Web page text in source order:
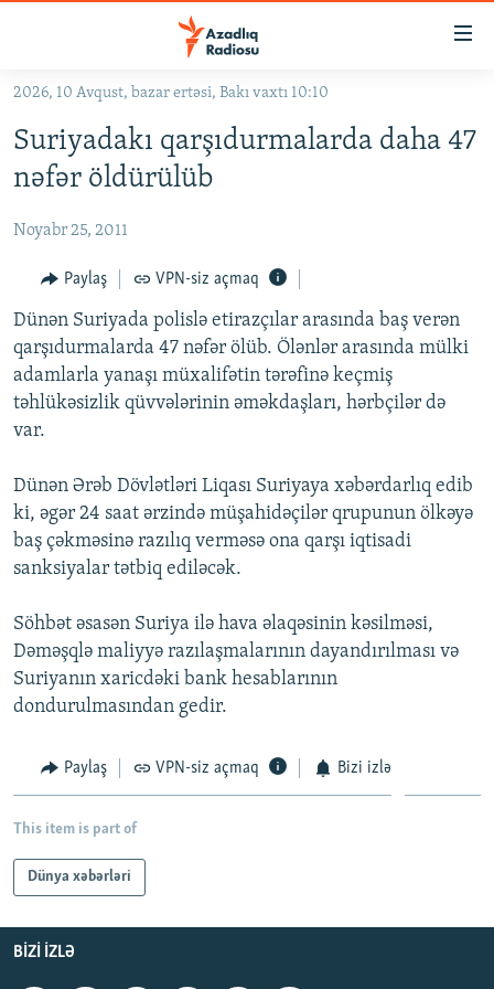
Əsas
qayıt
Əsas
qayıt
#İZAHLA
#ƏSLINDƏ
FƏRQƏ BAX
QANUNI DOĞRU
ARAŞDIRMA
MULTIMEDIA
VIDEO
FOTOQALEREYA
İNFOQRAFIKA
KARIKATURA
RADIO ARXIV
OXU ZALI
AZƏRBAYCAN ƏDƏBIYYATI KITABXANASI
İSLAM VƏ DEMOKRATIYA
HAQQIMIZDA
MISSIYAMIZ
PEŞƏ ETIKASI VƏ JURNALISTIKA STANDARTLARIMIZ
AZADLIQRADIOSU MOBIL TELEFONUNUZDA
BIZIMLƏ ƏLAQƏ
XƏBƏR BÜLLETENLƏRIMIZ
BIZI IZLƏ
RFE/RL-in bütün saytları
2026, 10 Avqust, bazar ertəsi, Bakı vaxtı 10:10
Suriyadakı qarşıdurmalarda daha 47
nəfər öldürülüb
Noyabr 25, 2011
Paylaş VPN-siz açmaq
Dünən Suriyada polislə etirazçılar arasında baş verən
qarşıdurmalarda 47 nəfər ölüb. Ölənlər arasında mülki
adamlarla yanaşı müxalifətin tərəfinə keçmiş
təhlükəsizlik qüvvələrinin əməkdaşları, hərbçilər də
var.
Dünən Ərəb Dövlətləri Liqası Suriyaya xəbərdarlıq edib
ki, əgər 24 saat ərzində müşahidəçilər qrupunun ölkəyə
baş çəkməsinə razılıq verməsə ona qarşı iqtisadi
sanksiyalar tətbiq ediləcək.
Söhbət əsasən Suriya ilə hava əlaqəsinin kəsilməsi,
Dəməşqlə maliyyə razılaşmalarının dayandırılması və
Suriyanın xaricdəki bank hesablarının
dondurulmasından gedir.
Paylaş VPN-siz açmaq Bizi izlə
This item is part of
Dünya xəbərləri
BIZI IZLƏ